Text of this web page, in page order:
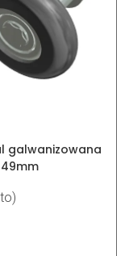
galwanizowana